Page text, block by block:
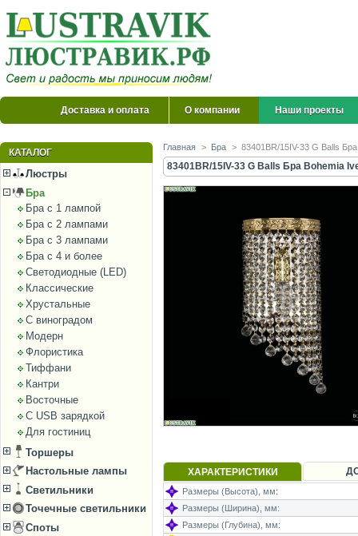
Доставка и оплата О компании Наши проекты
КАТАЛОГ
Люстры
Бра
Бра с 1 лампой
Бра с 2 лампами
Бра с 3 лампами
Бра с 4 и более
Светодиодные (LED)
Классические
Хрустальные
С виноградом
Модерн
Флористика
Тиффани
Кантри
Восточные
С USB зарядкой
Для гостиниц
Торшеры
Настольные лампы
Светильники
Точечные светильники
Споты
Главная > Бра > 83401BR/15IV-33 G Balls
83401BR/15IV-33 G Balls Бра Bohemia
ХАРАКТЕРИСТИКИ
Размеры (Высота), мм:
Размеры (Ширина), мм:
Размеры (Глубина), мм: